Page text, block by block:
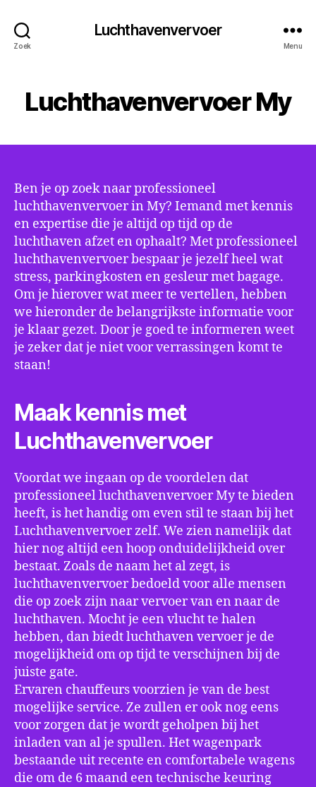
Zoek
Luchthavenvervoer
Menu
Luchthavenvervoer My
Ben je op zoek naar professioneel
luchthavenvervoer in My? Iemand met kennis
en expertise die je altijd op tijd op de
luchthaven afzet en ophaalt? Met professioneel
luchthavenvervoer bespaar je jezelf heel wat
stress, parkingkosten en gesleur met bagage.
Om je hierover wat meer te vertellen, hebben
we hieronder de belangrijkste informatie voor
je klaar gezet. Door je goed te informeren weet
je zeker dat je niet voor verrassingen komt te
staan!
Maak kennis met
Luchthavenvervoer
Voordat we ingaan op de voordelen dat
professioneel luchthavenvervoer My te bieden
heeft, is het handig om even stil te staan bij het
Luchthavenvervoer zelf. We zien namelijk dat
hier nog altijd een hoop onduidelijkheid over
bestaat. Zoals de naam het al zegt, is
luchthavenvervoer bedoeld voor alle mensen
die op zoek zijn naar vervoer van en naar de
luchthaven. Mocht je een vlucht te halen
hebben, dan biedt luchthaven vervoer je de
mogelijkheid om op tijd te verschijnen bij de
juiste gate.
Ervaren chauffeurs voorzien je van de best
mogelijke service. Ze zullen er ook nog eens
voor zorgen dat je wordt geholpen bij het
inladen van al je spullen. Het wagenpark
bestaande uit recente en comfortabele wagens
die om de 6 maand een technische keuring